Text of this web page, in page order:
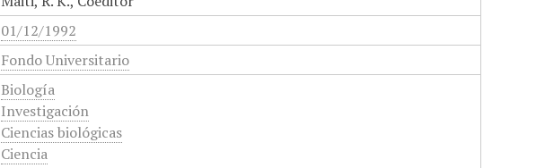
01/12/1992
Fondo Universitario
Biología
Investigación
Ciencias biológicas
Ciencia